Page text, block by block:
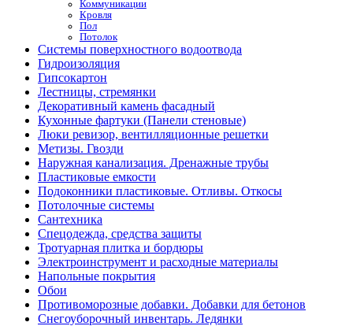
Коммуникации
Кровля
Пол
Потолок
Системы поверхностного водоотвода
Гидроизоляция
Гипсокартон
Лестницы, стремянки
Декоративный камень фасадный
Кухонные фартуки (Панели стеновые)
Люки ревизор, вентилляционные решетки
Метизы. Гвозди
Наружная канализация. Дренажные трубы
Пластиковые емкости
Подоконники пластиковые. Отливы. Откосы
Потолочные системы
Сантехника
Спецодежда, средства защиты
Тротуарная плитка и бордюры
Электроинструмент и расходные материалы
Напольные покрытия
Обои
Противоморозные добавки. Добавки для бетонов
Снегоуборочный инвентарь. Ледянки